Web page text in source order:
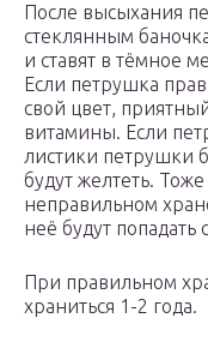
После высыхания
стеклянным
и ставят в тёмное
Если петрушка
свой цвет,
витамины. Если
листики петрушки
будут желтеть.
неправильном
неё будут попадать
При правильном
храниться 1-2 года.